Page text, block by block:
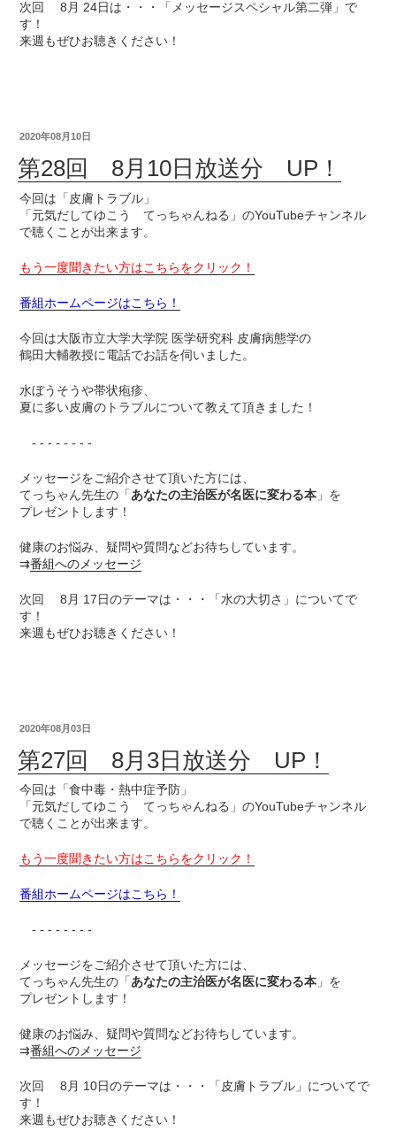
次回 8月 24日は・・・「メッセージスペシャル第二弾」で
す！
来週もぜひお聴きください！
2020年08月10日
第28回 8月10日放送分 UP！
今回は「皮膚トラブル」
「元気だしてゆこう てっちゃんねる」のYouTubeチャンネル
で聴くことが出来ます。
もう一度聞きたい方はこちらをクリック！
番組ホームページはこちら！
今回は大阪市立大学大学院 医学研究科 皮膚病態学の
鶴田大輔教授に電話でお話を伺いました。
水ぼうそうや帯状疱疹、
夏に多い皮膚のトラブルについて教えて頂きました！
- - - - - - - -
メッセージをご紹介させて頂いた方には、
てっちゃん先生の「あなたの主治医が名医に変わる本 」を
プレゼントします！
健康のお悩み、疑問や質問などお待ちしています。
⇉番組へのメッセージ
次回 8月 17日のテーマは・・・「水の大切さ」についてで
す！
来週もぜひお聴きください！
2020年08月03日
第27回 8月3日放送分 UP！
今回は「食中毒・熱中症予防」
「元気だしてゆこう てっちゃんねる」のYouTubeチャンネル
で聴くことが出来ます。
もう一度聞きたい方はこちらをクリック！
番組ホームページはこちら！
- - - - - - - -
メッセージをご紹介させて頂いた方には、
てっちゃん先生の「あなたの主治医が名医に変わる本 」を
プレゼントします！
健康のお悩み、疑問や質問などお待ちしています。
⇉番組へのメッセージ
次回 8月 10日のテーマは・・・「皮膚トラブル」についてで
す！
来週もぜひお聴きください！